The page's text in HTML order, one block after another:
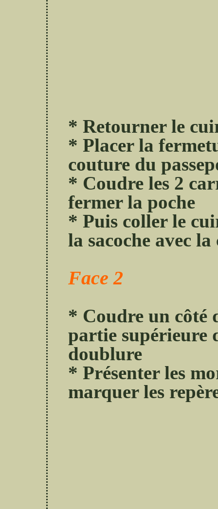
* Retourner le
* Placer la
couture du
* Coudre les 2
fermer la poche
* Puis coller le
la sacoche avec
Face 2
* Coudre un côté
partie supérieure
doublure
* Présenter les
marquer les